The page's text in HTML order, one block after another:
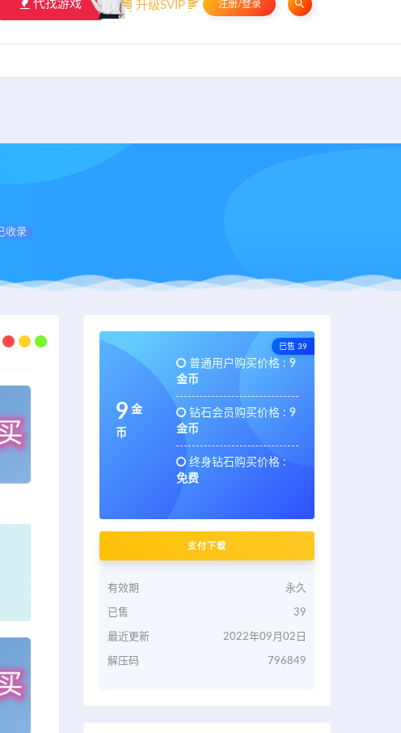
热门标签 资源专题 资源存档
代找游戏 升级SVIP 注册/登录
收录
已售 39
9 金
币
普通用户购买价格 : 9
金币
钻石会员购买价格 : 9
金币
终身钻石购买价格 :
免费
支付下载
有效期 永久
已售 39
最近更新 2022年09月02日
解压码 796849